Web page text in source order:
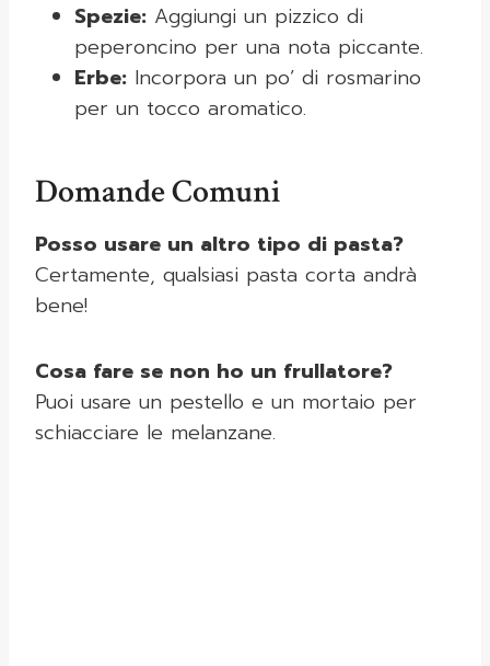
Spezie: Aggiungi un pizzico di
peperoncino per una nota piccante.
Erbe: Incorpora un po’ di rosmarino
per un tocco aromatico.
Domande Comuni
Posso usare un altro tipo di pasta?
Certamente, qualsiasi pasta corta andrà
bene!
Cosa fare se non ho un frullatore?
Puoi usare un pestello e un mortaio per
schiacciare le melanzane.